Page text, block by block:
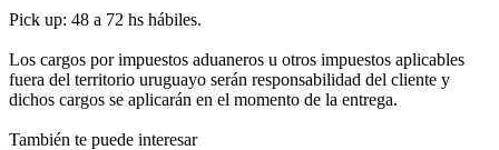
Pick up: 48 a 72 hs hábiles.
Los cargos por impuestos aduaneros u otros impuestos aplicables
fuera del territorio uruguayo serán responsabilidad del cliente y
dichos cargos se aplicarán en el momento de la entrega.
También te puede interesar